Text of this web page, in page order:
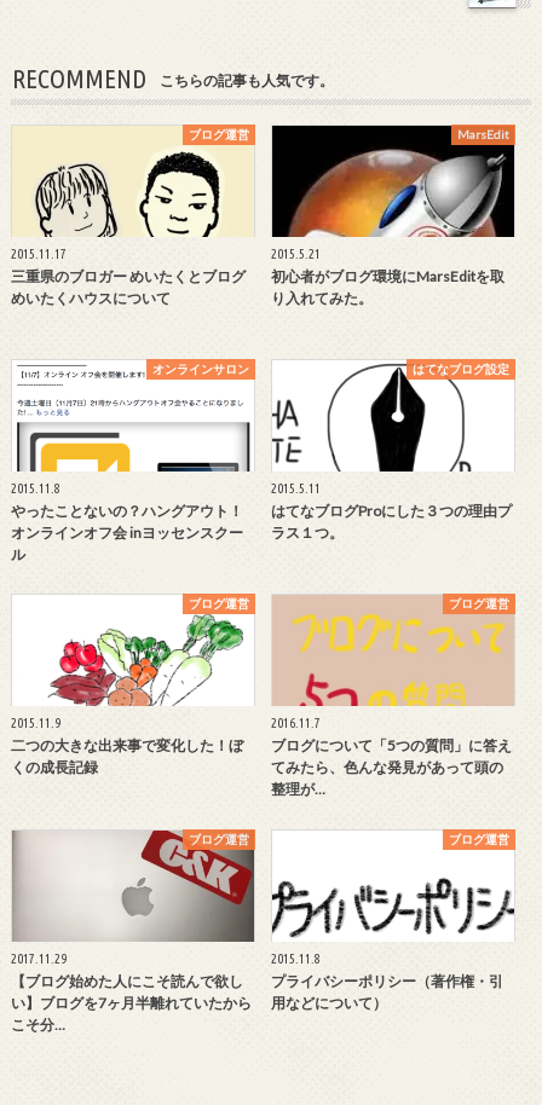
RECOMMEND こちらの記事も人気です。
ブログ運営
2015.11.17
三重県のブロガー めいたくとブログ
めいたくハウスについて
MarsEdit
2015.5.21
初心者がブログ環境にMarsEditを取
り入れてみた。
オンラインサロン
2015.11.8
やったことないの？ハングアウト！
オンラインオフ会 inヨッセンスクー
ル
はてなブログ設定
2015.5.11
はてなブログProにした３つの理由プ
ラス１つ。
ブログ運営
2015.11.9
二つの大きな出来事で変化した！ぼ
くの成長記録
ブログ運営
2016.11.7
ブログについて「5つの質問」に答え
てみたら、色んな発見があって頭の
整理が…
ブログ運営
2017.11.29
【ブログ始めた人にこそ読んで欲し
い】ブログを7ヶ月半離れていたから
こそ分…
ブログ運営
2015.11.8
プライバシーポリシー（著作権・引
用などについて）